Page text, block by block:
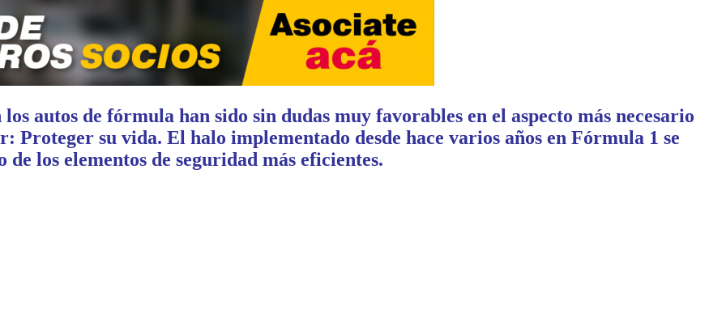
autos de fórmula han sido sin dudas muy favorables en el aspecto más necesario
Proteger su vida. El halo implementado desde hace varios años en Fórmula 1 se
los elementos de seguridad más eficientes.